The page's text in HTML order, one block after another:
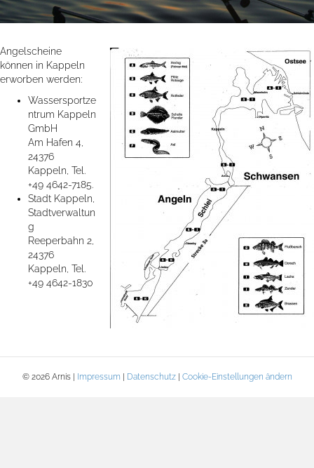
Angelscheine
können in Kappeln
erworben werden:
Wassersportze
ntrum Kappeln
GmbH
Am Hafen 4,
24376
Kappeln, Tel.
+49 4642-7185.
Stadt Kappeln,
Stadtverwaltun
g
Reeperbahn 2,
24376
Kappeln, Tel.
+49 4642-1830
© 2026 Arnis | Impressum| Datenschutz| Cookie-Einstellungen ändern